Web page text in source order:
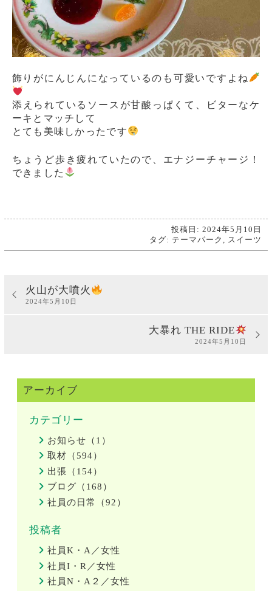
飾りがにんじんになっているのも可愛いですよね
添えられているソースが甘酸っぱくて、ビターなケ
ーキとマッチして
とても美味しかったです
ちょうど歩き疲れていたので、エナジーチャージ！
できました
投稿日: 2024年5月10日
タグ: テーマパーク スイーツ
火山が大噴火
2024年5月10日
大暴れ THE RIDE
2024年5月10日
アーカイブ
カテゴリー
お知らせ（1）
取材（594）
出張（154）
ブログ（168）
社員の日常（92）
投稿者
社員K・A／女性
社員I・R／女性
社員N・A２／女性